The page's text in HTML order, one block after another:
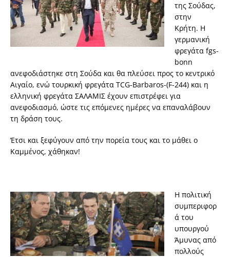
της Σούδας,
στην
Κρήτη. Η
γερμανική
φρεγάτα fgs-
bonn
ανεφοδιάστηκε στη Σούδα και θα πλεύσει προς το κεντρικό
Αιγαίο, ενώ τουρκική φρεγάτα TCG-Barbaros-(F-244) και η
ελληνική φρεγάτα ΣΑΛΑΜΙΣ έχουν επιστρέφει για
ανεφοδιασμό, ώστε τις επόμενες ημέρες να επαναλάβουν
τη δράση τους.
Έτσι και ξεφύγουν από την πορεία τους και το μάθει ο
Καμμένος, χάθηκαν!
Η πολιτική
συμπεριφορ
ά του
υπουργού
Άμυνας από
πολλούς